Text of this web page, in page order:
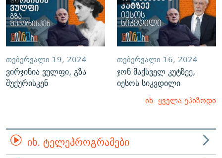
ᲗᲔᲑᲔᲠᲕᲐᲚᲘ 19, 2024
ვირჯინია ვულფი, გზა
შუქურისკენ
ᲗᲔᲑᲔᲠᲕᲐᲚᲘ 16, 2024
ჯონ მაქსველ კუტზეე,
იესოს სიკვდილი
იხ. ყველა ეპიზოდი
ᲘᲮ. ᲢᲔᲚᲔᲞᲠᲝᲒᲠᲐᲛᲔᲑᲘ